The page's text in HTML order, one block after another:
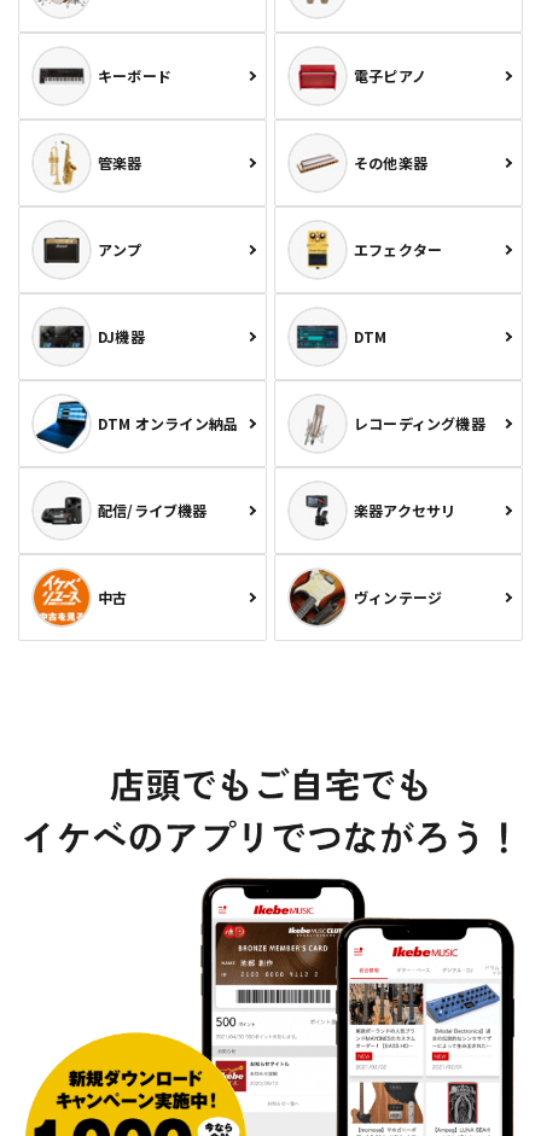
キーボード 電子ピアノ
管楽器 その他楽器
アンプ エフェクター
DJ機器 DTM
DTM オンライン納品 レコーディング機器
配信/ライブ機器 楽器アクセサリ
中古 ヴィンテージ